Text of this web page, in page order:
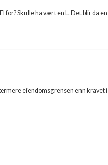
for? Skulle ha vært en L. Det blir da en
eiendomsgrensen enn kravet i